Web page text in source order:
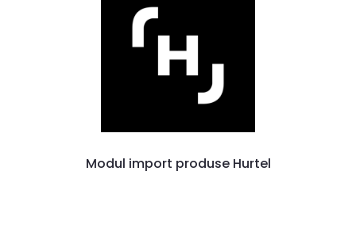
Modul import produse Hurtel